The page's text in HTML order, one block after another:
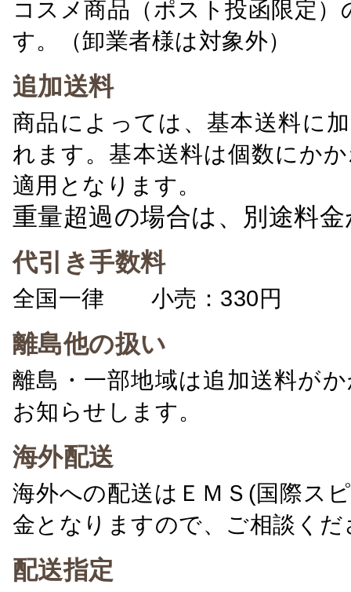
コスメ商品（ポスト投函限定
す。（卸業者様は対象外）
追加送料
商品によっては、基本送料に
れます。基本送料は個数にか
適用となります。
重量超過の場合は、別途料
代引き手数料
全国一律 小売：330円 卸
離島他の扱い
離島・一部地域は追加送料が
お知らせします。
海外配送
海外への配送はＥＭＳ(国際ス
金となりますので、ご相談くだ
配送指定